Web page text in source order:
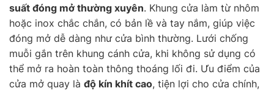
suất đóng mở thường xuyên. Khung cửa làm từ nhôm
hoặc inox chắc chắn, có bản lề và tay nắm, giúp việc
đóng mở dễ dàng như cửa bình thường. Lưới chống
muỗi gắn trên khung cánh cửa, khi không sử dụng có
thể mở ra hoàn toàn thông thoáng lối đi. Ưu điểm của
cửa mở quay là độ kín khít cao, tiện lợi cho cửa chính,